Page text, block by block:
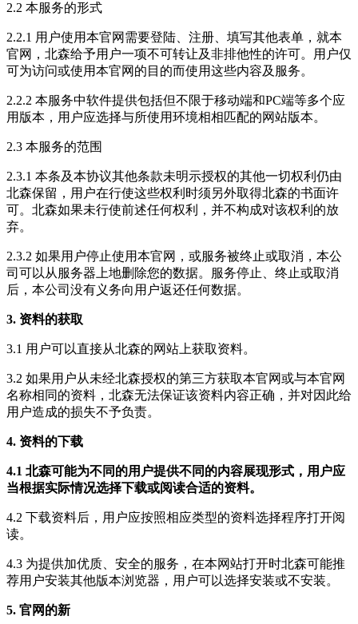
2.2 本服务的形式
2.2.1 用户使用本官网需要登陆、注册、填写其他表单，就本
官网，北森给予用户一项不可转让及非排他性的许可。用户仅
可为访问或使用本官网的目的而使用这些内容及服务。
2.2.2 本服务中软件提供包括但不限于移动端和PC端等多个应
用版本，用户应选择与所使用环境相相匹配的网站版本。
2.3 本服务的范围
2.3.1 本条及本协议其他条款未明示授权的其他一切权利仍由
北森保留，用户在行使这些权利时须另外取得北森的书面许
可。北森如果未行使前述任何权利，并不构成对该权利的放
弃。
2.3.2 如果用户停止使用本官网，或服务被终止或取消，本公
司可以从服务器上地删除您的数据。服务停止、终止或取消
后，本公司没有义务向用户返还任何数据。
3. 资料的获取
3.1 用户可以直接从北森的网站上获取资料。
3.2 如果用户从未经北森授权的第三方获取本官网或与本官网
名称相同的资料，北森无法保证该资料内容正确，并对因此给
用户造成的损失不予负责。
4. 资料的下载
4.1 北森可能为不同的用户提供不同的内容展现形式，用户应
当根据实际情况选择下载或阅读合适的资料。
4.2 下载资料后，用户应按照相应类型的资料选择程序打开阅
读。
4.3 为提供加优质、安全的服务，在本网站打开时北森可能推
荐用户安装其他版本浏览器，用户可以选择安装或不安装。
5. 官网的新